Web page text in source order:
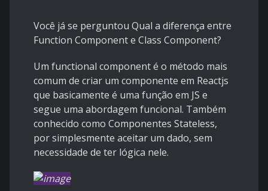
Você já se perguntou Qual a diferença entre
Function Componente Class Component?
Um functional component é o método mais
comum de criar um componente em Reactjs
que basicamente é uma função em JS e
segue uma abordagem funcional. Também
conhecido como Componentes Stateless,
por simplesmente aceitar um dado, sem
necessidade de ter lógica nele.